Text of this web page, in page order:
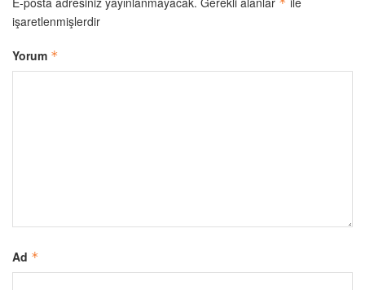
işaretlenmişlerdir
Yorum *
Ad *